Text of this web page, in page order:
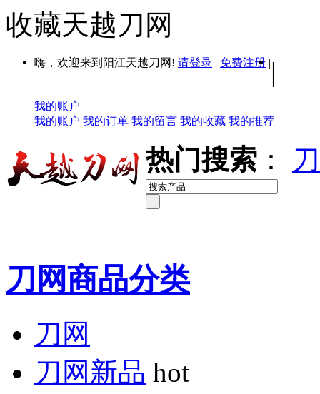
收藏天越刀网
嗨，欢迎来到阳江天越刀网! 请登录 | 免费注册 | |
我的账户
我的账户 我的订单 我的留言 我的收藏 我的推荐
热门搜索 ：
刀网商品分类
刀网
刀网新品 hot